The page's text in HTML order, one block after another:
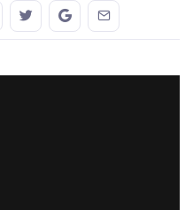
Share this on FaceBook
Share this on Twitter
Share this on GMail
Share this on